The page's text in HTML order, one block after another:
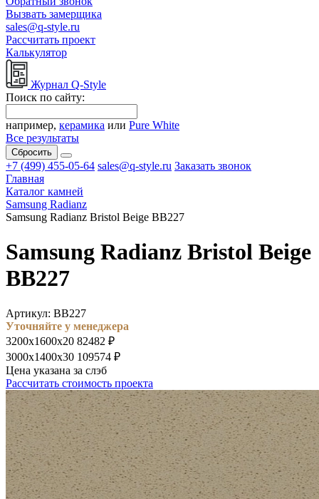
Вызвать замерщика
sales@q-style.ru
Рассчитать проект
Калькулятор
Журнал Q-Style
Поиск по сайту:
например, керамика или Pure White
Все результаты
Сбросить
+7 (499) 455-05-64 sales@q-style.ru Заказать звонок
Главная
Каталог камней
Samsung Radianz
Samsung Radianz Bristol Beige BB227
Samsung Radianz Bristol Beige
BB227
Артикул: BB227
Уточняйте у менеджера
3200х1600х20 82482 ₽
3000х1400х30 109574 ₽
Цена указана за слэб
Рассчитать стоимость проекта